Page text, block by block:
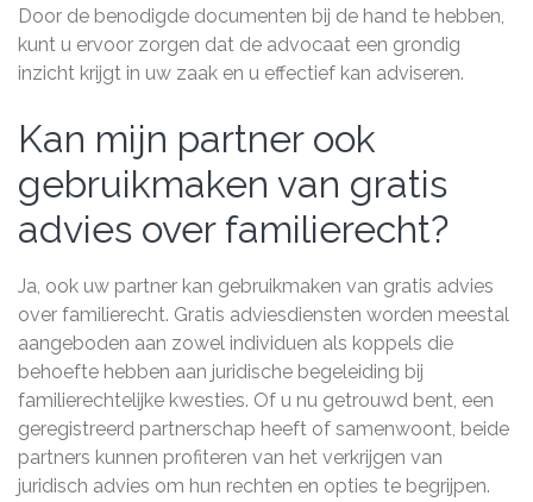
Door de benodigde documenten bij de hand te hebben,
kunt u ervoor zorgen dat de advocaat een grondig
inzicht krijgt in uw zaak en u effectief kan adviseren.
Kan mijn partner ook
gebruikmaken van gratis
advies over familierecht?
Ja, ook uw partner kan gebruikmaken van gratis advies
over familierecht. Gratis adviesdiensten worden meestal
aangeboden aan zowel individuen als koppels die
behoefte hebben aan juridische begeleiding bij
familierechtelijke kwesties. Of u nu getrouwd bent, een
geregistreerd partnerschap heeft of samenwoont, beide
partners kunnen profiteren van het verkrijgen van
juridisch advies om hun rechten en opties te begrijpen.